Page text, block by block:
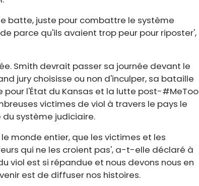
batte, juste pour combattre le système
parce qu'ils avaient trop peur pour riposter',
Smith devrait passer sa journée devant le
jury choisisse ou non d'inculper, sa bataille
l'État du Kansas et la lutte post-#MeToo
victimes de viol à travers le pays le
système judiciaire.
monde entier, que les victimes et les
qui ne les croient pas', a-t-elle déclaré à
viol est si répandue et nous devons nous en
est de diffuser nos histoires.